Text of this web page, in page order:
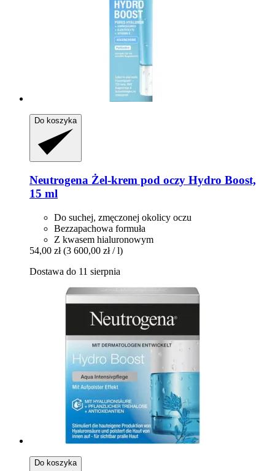
Do koszyka
Neutrogena Żel-​krem pod oczy Hydro Boost,
15 ml
Do suchej, zmęczonej okolicy oczu
Bezzapachowa formuła
Z kwasem hialuronowym
54,00 zł (3 600,00 zł / l)
Dostawa do 11 sierpnia
Do koszyka